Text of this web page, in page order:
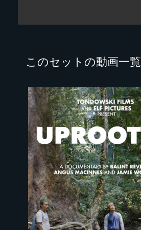
このセットの動画一覧